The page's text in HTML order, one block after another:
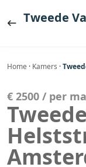
naar Tweede
Home · Kamers ·
€ 2500 / per